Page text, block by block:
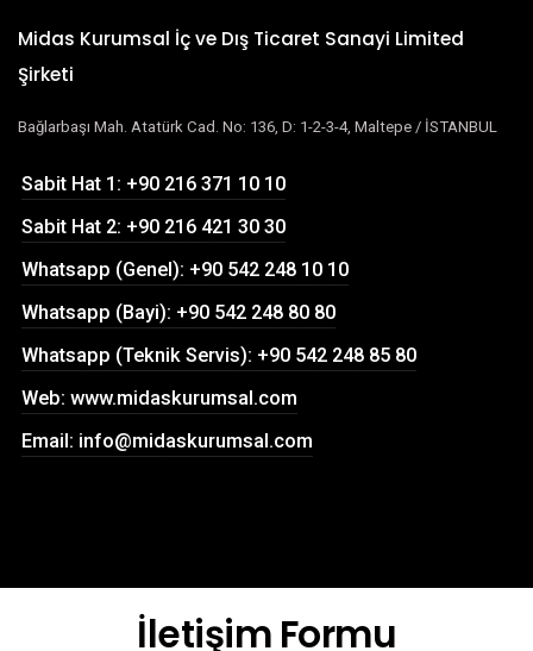
Midas Kurumsal İç ve Dış Ticaret Sanayi Limited
Şirketi
Bağlarbaşı Mah. Atatürk Cad. No: 136, D: 1-2-3-4, Maltepe / İSTANBUL
Sabit Hat 1: +90 216 371 10 10
Sabit Hat 2: +90 216 421 30 30
Whatsapp (Genel): +90 542 248 10 10
Whatsapp (Bayi): +90 542 248 80 80
Whatsapp (Teknik Servis): +90 542 248 85 80
Web: www.midaskurumsal.com
Email: info@midaskurumsal.com
İletişim Formu